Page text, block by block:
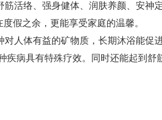
活络、强身健体、润肤养颜、安神
假之余，更能享受家庭的温馨。
人体有益的矿物质，长期沐浴能促
病具有特殊疗效。同时还能起到